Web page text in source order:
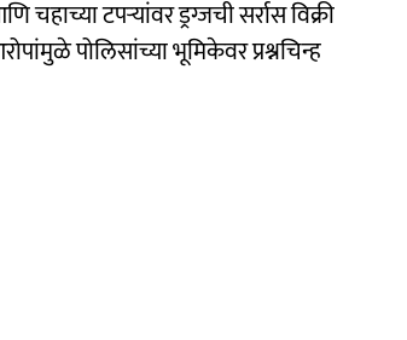
टपऱ्यांवर ड्रग्जची सर्रास विक्री
पोलिसांच्या भूमिकेवर प्रश्नचिन्ह